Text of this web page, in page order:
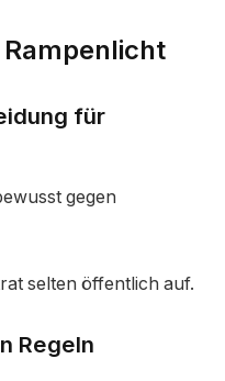
für
gegen
selten öffentlich auf.
Regeln